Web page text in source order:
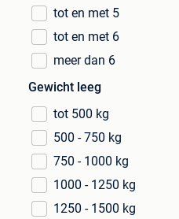
tot en met 5
tot en met 6
meer dan 6
Gewicht leeg
tot 500 kg
500 - 750 kg
750 - 1000 kg
1000 - 1250 kg
1250 - 1500 kg